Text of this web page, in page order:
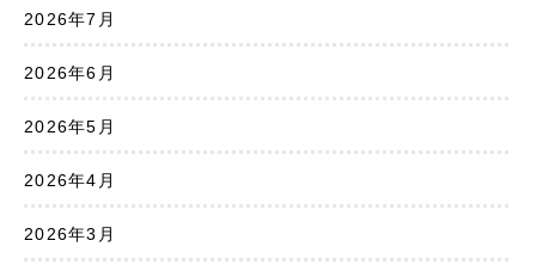
2026年7月
2026年6月
2026年5月
2026年4月
2026年3月